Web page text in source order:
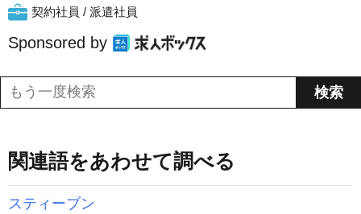
契約社員 / 派遣社員
Sponsored by
関連語をあわせて調べる
スティーブン